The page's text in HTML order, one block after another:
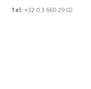
Tel: +32 0 3 660 29 02